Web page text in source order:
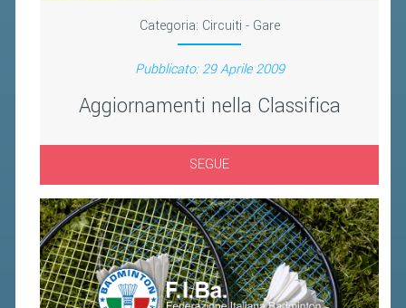
Categoria: Circuiti - Gare
Pubblicato: 29 Aprile 2009
Aggiornamenti nella Classifica
SEGUE
CLASSIFICHE PICKLEBALL
BANDI PUBBLICI
RIVISTA BADMANIA
2026
2025
2024
2023